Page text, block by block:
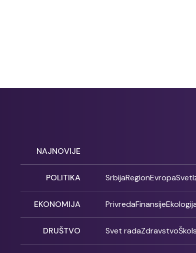
NAJNOVIJE
POLITIKA SrbijaRegionEvropaSvet
EKONOMIJA PrivredaFinansije
DRUŠTVO Svet radaZdravstvo